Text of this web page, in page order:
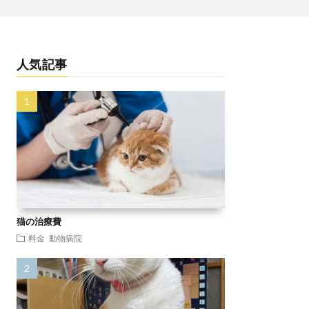
人気記事
猫の治療費
料金 動物病院